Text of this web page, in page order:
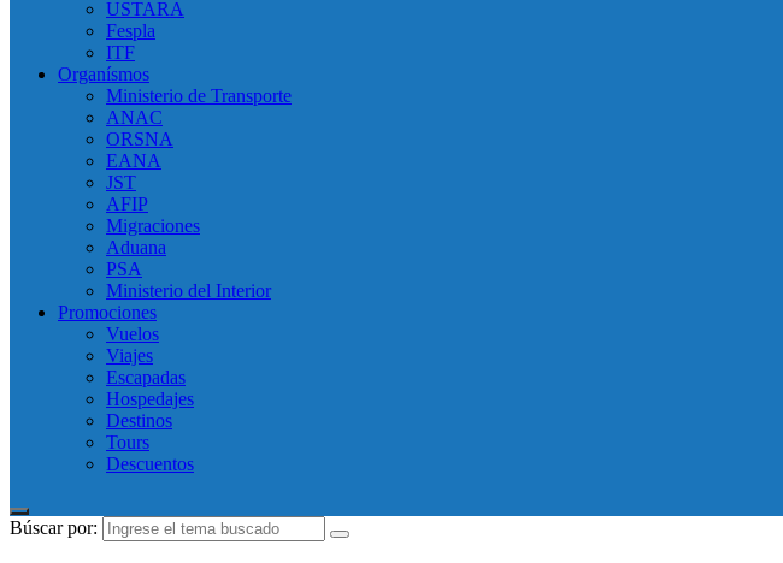
USTARA
Fespla
ITF
Organísmos
Ministerio de Transporte
ANAC
ORSNA
EANA
JST
AFIP
Migraciones
Aduana
PSA
Ministerio del Interior
Promociones
Vuelos
Viajes
Escapadas
Hospedajes
Destinos
Tours
Descuentos
Búscar por: